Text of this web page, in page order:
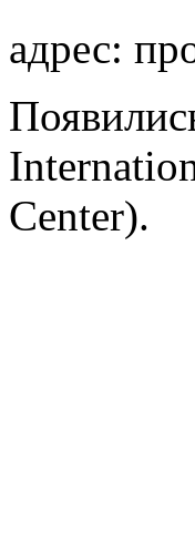
адрес:
Center).